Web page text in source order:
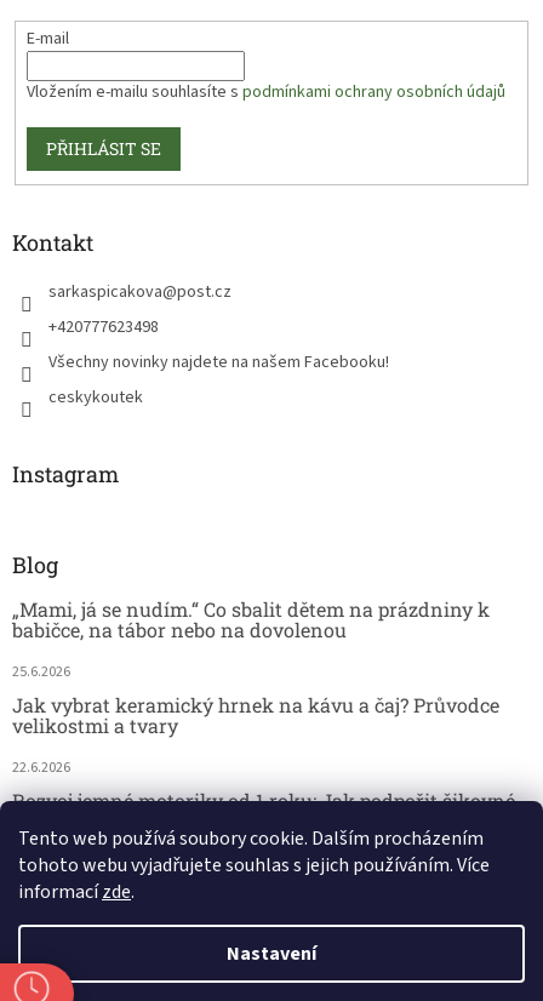
Tento web používá soubory cookie. Dalším procházením
tohoto webu vyjadřujete souhlas s jejich používáním. Více
informacízde.
Nastavení
E-mail
Vložením e-mailu souhlasíte s podmínkami ochrany osobních údajů
PŘIHLÁSIT SE
Kontakt
sarkaspicakova@post.cz
+420777623498
Všechny novinky najdete na našem Facebooku!
ceskykoutek
Instagram
Blog
„Mami, já se nudím.“ Co sbalit dětem na prázdniny k
babičce, na tábor nebo na dovolenou
25.6.2026
Jak vybrat keramický hrnek na kávu a čaj? Průvodce
velikostmi a tvary
22.6.2026
Rozvoj jemné motoriky od 1 roku: Jak podpořit šikovné
18.6.2026
Vytvořil Shoptet